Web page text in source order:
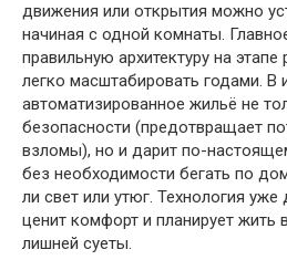
движения или открытия можно
начиная с одной комнаты.
правильную архитектуру на
легко масштабировать годами. В
автоматизированное жильё не
безопасности (предотвращает
взломы), но и дарит по-
без необходимости бегать по
ли свет или утюг. Технология уже
ценит комфорт и планирует жить
лишней суеты.